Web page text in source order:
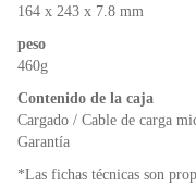
164 x 243 x 7.8 mm
peso
460g
Contenido de la caja
Cargado / Cable de carga
Garantía
*Las fichas técnicas son